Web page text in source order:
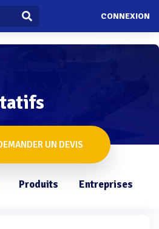
CONNEXION
UN DEVIS
Produits Entreprises